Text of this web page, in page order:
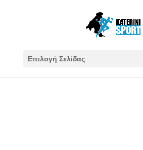
Επιλογή Σελίδας